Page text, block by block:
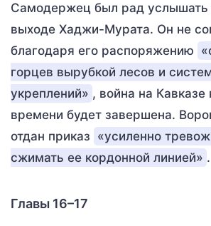
Самодержец был рад услышать
выходе Хаджи-Мурата. Он не
благодаря его распоряжению
горцев вырубкой лесов и
укреплений» , война на Кавказе
времени будет завершена.
отдан приказ «усиленно
сжимать ее кордонной линией» .
Главы 16–17